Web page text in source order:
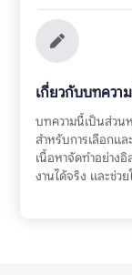
เกี่ยวกับบทควา
บทความนี้เป็นส่วน
สำหรับการเลือกแ
เนื้อหาจัดทำอย่างอิ
งานได้จริง และช่ว